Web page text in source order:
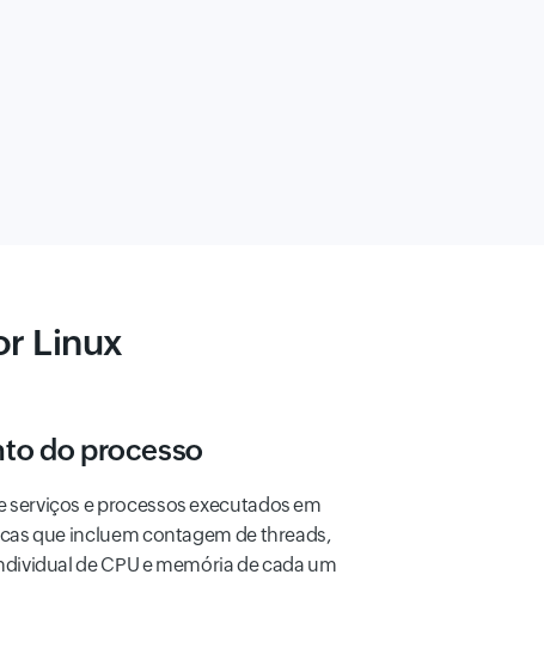
Linux
do processo
e processos executados em
que incluem contagem de threads,
de CPU e memória de cada um